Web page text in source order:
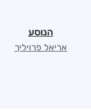
הנוסע
אריאל פרויליך